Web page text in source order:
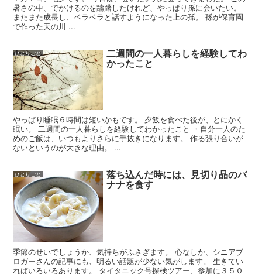
暑さの中、でかけるのを躊躇したけれど、やっぱり孫に会いたい。
またまた成長し、ベラベラと話すようになった上の孫。 孫が保育園
で作った天の川 ...
ひとりごと 二週間の一人暮らしを経験してわ
かったこと
やっぱり睡眠６時間は短いかもです。 夕飯を食べた後が、とにかく
眠い。 二週間の一人暮らしを経験してわかったこと ・自分一人のた
めのご飯は、いつもよりさらに手抜きになります。 作る張り合いが
ないというのが大きな理由。 ...
ひとりごと 落ち込んだ時には、見切り品のバ
ナナを食す
季節のせいでしょうか、気持ちがふさぎます。 心なしか、シニアブ
ロガーさんの記事にも、明るい話題が少ない気がします。 生きてい
ればいろいろあります。 タイタニック号探検ツアー、参加に３５０